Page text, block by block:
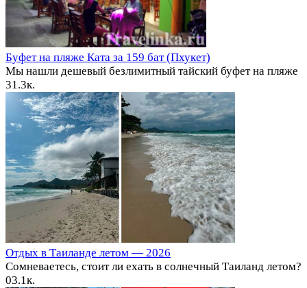
Буфет на пляже Ката за 159 бат (Пхукет)
Мы нашли дешевый безлимитный тайский буфет на пляже
31.3к.
Отдых в Таиланде летом — 2026
Сомневаетесь, стоит ли ехать в солнечный Таиланд летом?
03.1к.